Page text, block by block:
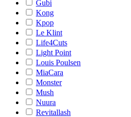
Gubi
Kong
Kpop
Le Klint
Life4Cuts
Light Point
Louis Poulsen
MiaCara
Monster
Mush
Nuura
Revitallash